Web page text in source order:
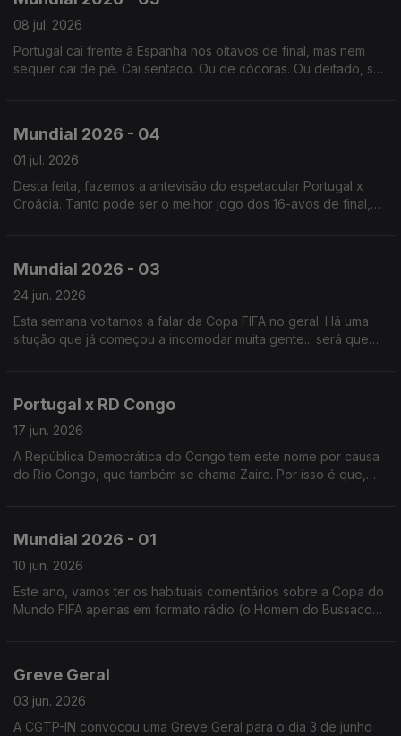
08 jul. 2026
Portugal cai frente à Espanha nos oitavos de final, mas nem
sequer cai de pé. Cai sentado. Ou de cócoras. Ou deitado, sei
Mundial 2026 - 04
01 jul. 2026
Desta feita, fazemos a antevisão do espetacular Portugal x
Croácia. Tanto pode ser o melhor jogo dos 16-avos de final,
Mundial 2026 - 03
24 jun. 2026
Esta semana voltamos a falar da Copa FIFA no geral. Há uma
situção que já começou a incomodar muita gente... será que
Portugal x RD Congo
17 jun. 2026
A República Democrática do Congo tem este nome por causa
do Rio Congo, que também se chama Zaire. Por isso é que,
Mundial 2026 - 01
10 jun. 2026
Este ano, vamos ter os habituais comentários sobre a Copa do
Mundo FIFA apenas em formato rádio (o Homem do Bussaco
Greve Geral
03 jun. 2026
A CGTP-IN convocou uma Greve Geral para o dia 3 de junho